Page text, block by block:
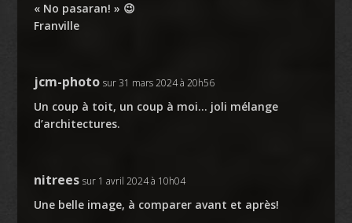
« No pasaran! » 😉
Franville
jcm-photo sur 31 mars 2024 à 20h56
Un coup à toit, un coup à moi… joli mélange
d’architectures.
nitrees sur 1 avril 2024 à 10h04
Une belle image, à comparer avant et après!